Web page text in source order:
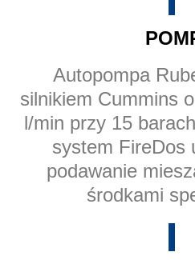
Autopompa
silnikiem Cummins
l/min przy 15
system FireDos
podawanie
środkami